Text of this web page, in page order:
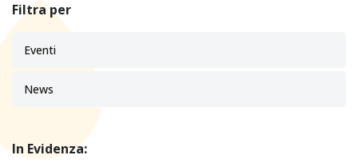
Filtra per
Eventi
News
In Evidenza: